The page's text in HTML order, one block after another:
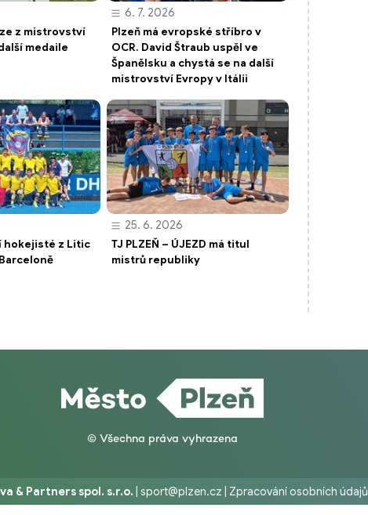
z mistrovství
medaile
6. 7. 2026
Plzeň má evropské stříbro v
OCR. David Štraub uspěl ve
Španělsku a chystá se na další
mistrovství Evropy v Itálii
hokejisté z Litic
25. 6. 2026
TJ PLZEŇ – ÚJEZD má titul
mistrů republiky
© Všechna práva vyhrazena
& Partners spol. s.r.o. sport@plzen.cz Zpracování osobních údajů